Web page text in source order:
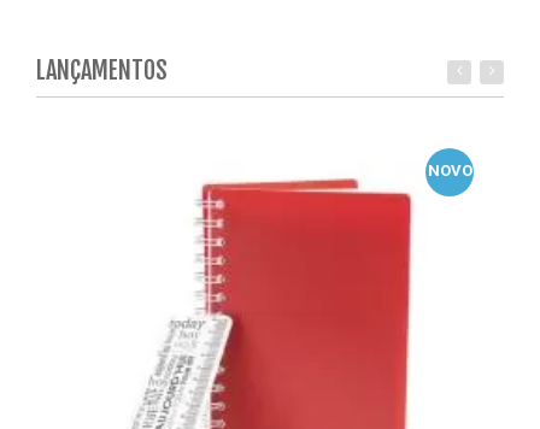
LANÇAMENTOS
NOVO